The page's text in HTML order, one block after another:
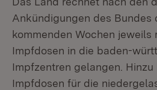
Ankündigungen des Bundes
kommenden Wochen jeweils
Impfdosen in die baden-
Impfzentren gelangen. Hinzu
Impfdosen für die